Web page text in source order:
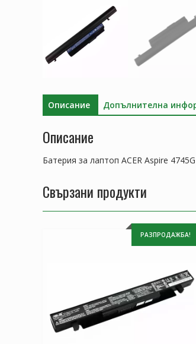
Описание Допълнителна
Описание
Батерия за лаптоп ACER Aspire 4745G
Свързани продукти
РАЗПРОДАЖБА!